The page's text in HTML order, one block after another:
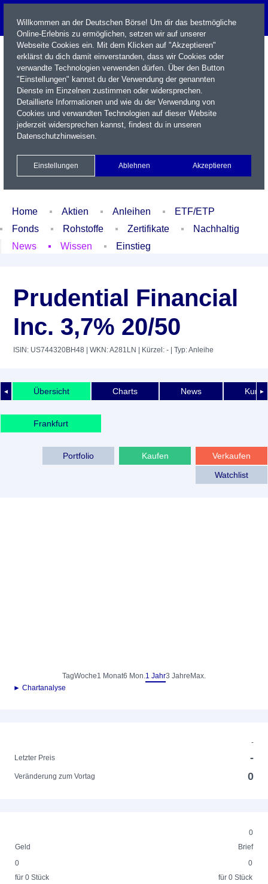
Name / WKN / ISIN / Kürzel
Xetra Realtime
Watchlist Portfolio Login
Home Aktien Anleihen
ETF/ETP
Fonds
Rohstoffe Zertifikate
Nachhaltig
News
Wissen Einstieg
Prudential Financial
Inc. 3,7% 20/50
ISIN: US744320BH48 | WKN: A281LN | Kürzel: - | Typ: Anleihe
◄ ►
Übersicht Charts News
Frankfurt
Verkaufen
Kaufen
Portfolio
Watchlist
TagWoche1 Monat6 Mon.1 Jahr3 Jahre Max.
► Chartanalyse
-
Letzter Preis
-
Veränderung zum Vortag 0
0
Geld
Brief
0
für 0 Stück
0
für 0 Stück
Willkommen an der Deutschen Börse! Um dir das bestmögliche
Online-Erlebnis zu ermöglichen, setzen wir auf unserer
Webseite Cookies ein. Mit dem Klicken auf "Akzeptieren"
erklärst du dich damit einverstanden, dass wir Cookies oder
verwandte Technologien verwenden dürfen. Über den Button
"Einstellungen" kannst du der Verwendung der genannten
Dienste im Einzelnen zustimmen oder widersprechen.
Detaillierte Informationen und wie du der Verwendung von
Cookies und verwandten Technologien auf dieser Website
jederzeit widersprechen kannst, findest du in unseren
Datenschutzhinweisen.
Einstellungen Ablehnen Akzeptieren